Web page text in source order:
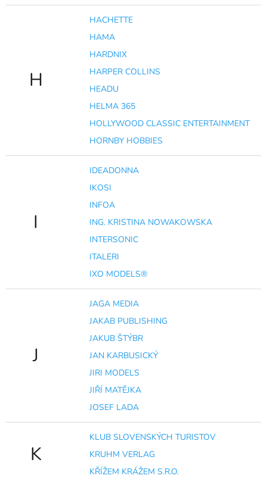
H
HACHETTE
HAMA
HARDNIX
HARPER COLLINS
HEADU
HELMA 365
HOLLYWOOD CLASSIC ENTERTAINMENT
HORNBY HOBBIES
I
IDEADONNA
IKOSI
INFOA
ING. KRISTINA NOWAKOWSKA
INTERSONIC
ITALERI
IXO MODELS®
J
JAGA MEDIA
JAKAB PUBLISHING
JAKUB ŠTÝBR
JAN KARBUSICKÝ
JIRI MODELS
JIŘÍ MATĚJKA
JOSEF LADA
K
KLUB SLOVENSKÝCH TURISTOV
KRUHM VERLAG
KŘÍŽEM KRÁŽEM S.R.O.